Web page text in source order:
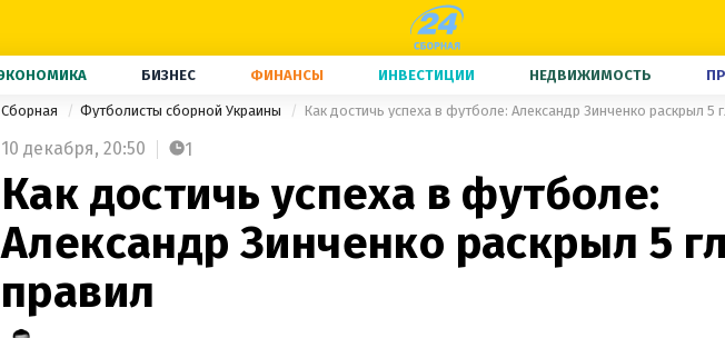
БИЗНЕС ФИНАНСЫ ИНВЕСТИЦИИ НЕДВИЖИМОСТЬ
Сборная Футболисты сборной Украины Как достичь успеха в футболе: Александр Зинченко раскрыл 5
10 декабря, 20:50 1
Как достичь успеха в футболе:
Александр Зинченко раскрыл 5
правил